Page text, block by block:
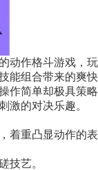
动作格斗游戏，玩
能组合带来的爽快
作简单却极具策略
激的对决乐趣。
着重凸显动作的表
技艺。